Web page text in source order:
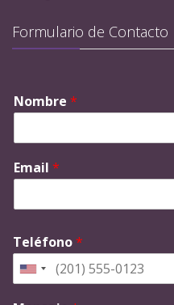
Formulario de Contacto
Nombre *
Email *
Teléfono*